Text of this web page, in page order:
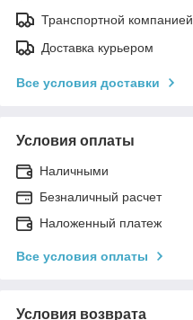
Транспортной компанией
Доставка курьером
Все условия доставки
Условия оплаты
Наличными
Безналичный раcчет
Наложенный платеж
Все условия оплаты
Условия возврата